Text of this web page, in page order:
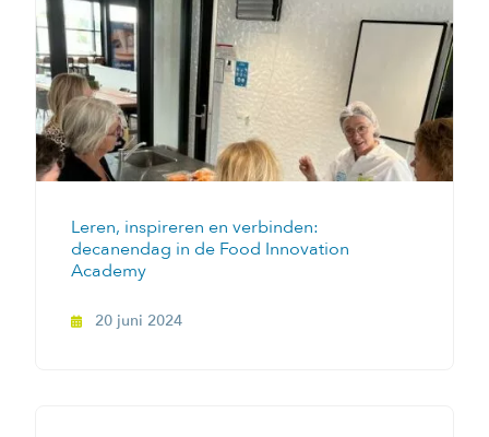
Leren, inspireren en verbinden:
decanendag in de Food Innovation
Academy
20 juni 2024